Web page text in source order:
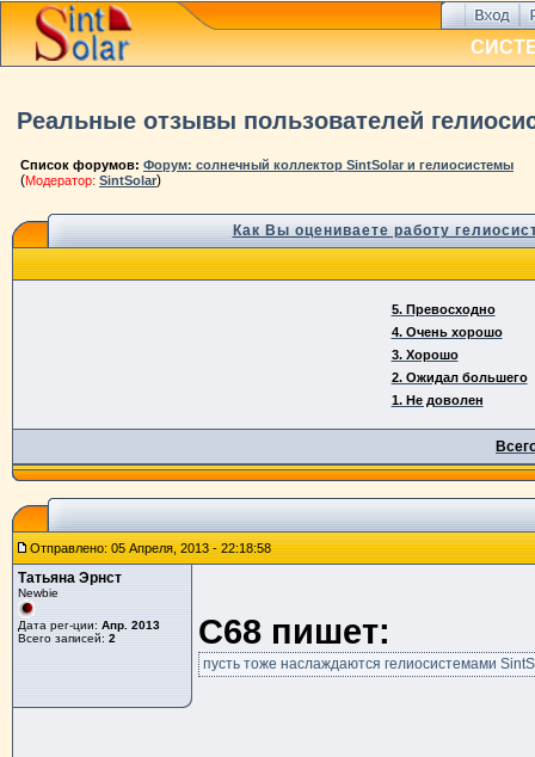
Реальные отзывы пользователей
Список форумов: Форум: солнечный коллектор SintSolar и гелиосистемы
(Модератор: SintSolar)
Как Вы оцениваете работу
5. Превосходно
4. Очень хорошо
3. Хорошо
2. Ожидал большего
1. Не доволен
Отправлено: 05 Апреля, 2013 - 22:18:58
Татьяна Эрнст
Newbie
Дата рег-ции: Апр. 2013
Всего записей: 2 C68 пишет:
пусть тоже наслаждаются гелиосистемами